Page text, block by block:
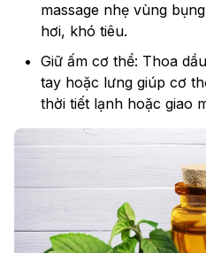
massage nhẹ vùng
hơi, khó tiêu.
Giữ ấm cơ thể: Thoa
tay hoặc lưng giúp cơ
thời tiết lạnh hoặc giao